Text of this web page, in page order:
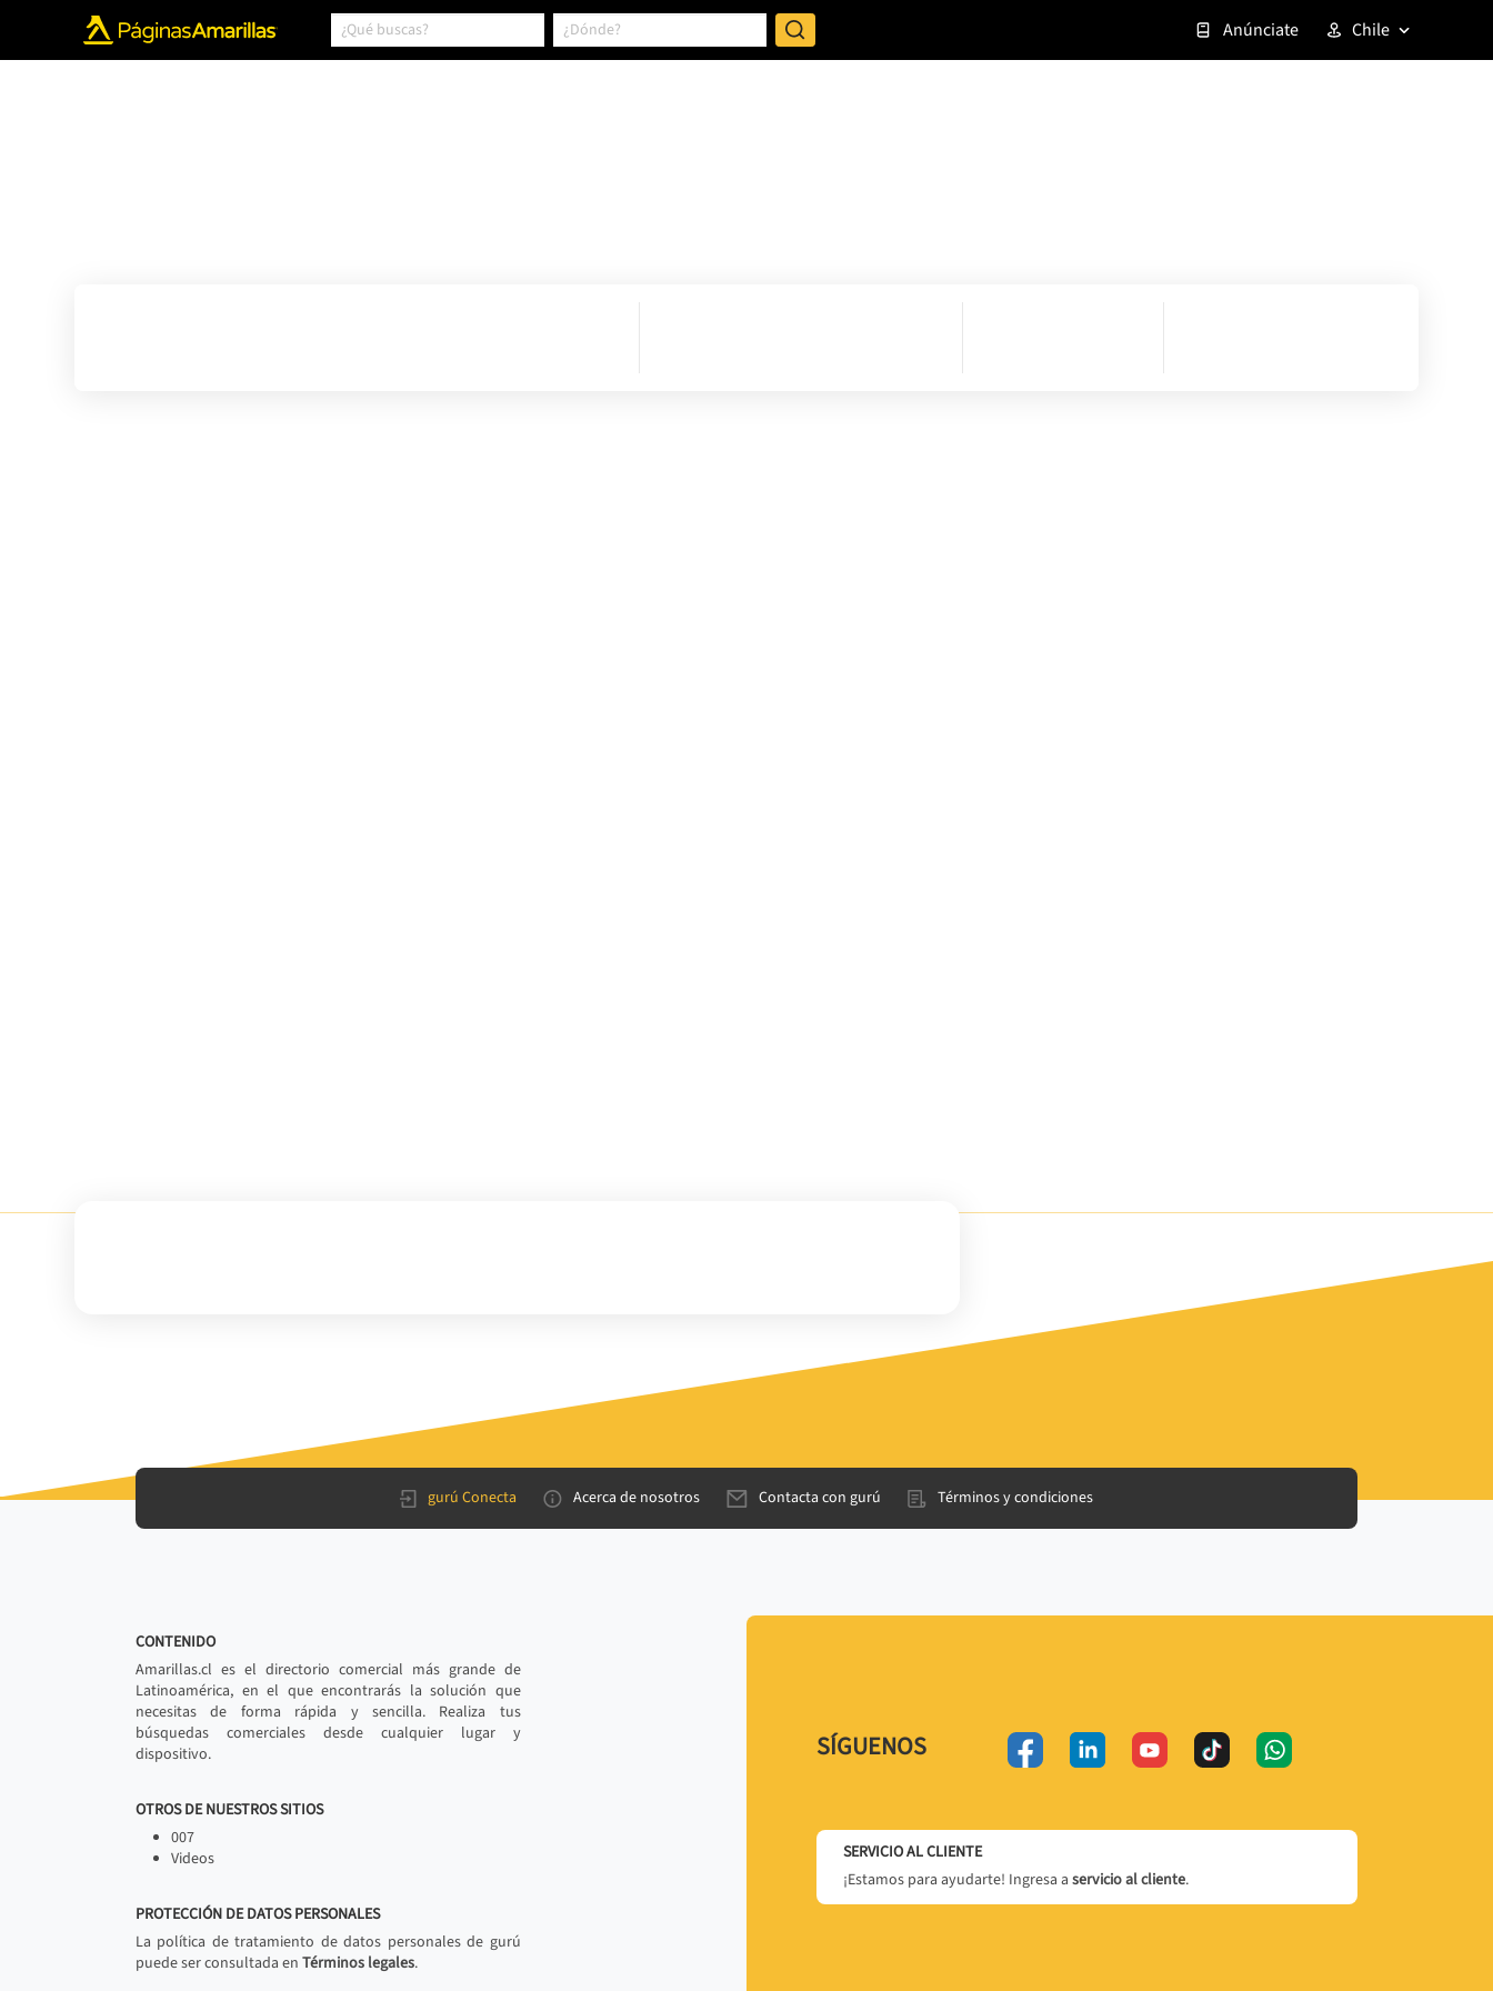
Anúnciate Chile
gurú Conecta Acerca de nosotros Contacta con gurú Términos y condiciones
CONTENIDO
Amarillas.cl es el directorio comercial más grande de
Latinoamérica, en el que encontrarás la solución que
necesitas de forma rápida y sencilla. Realiza tus
búsquedas comerciales desde cualquier lugar y
dispositivo.
OTROS DE NUESTROS SITIOS
007
Videos
PROTECCIÓN DE DATOS PERSONALES
La política de tratamiento de datos personales de gurú
puede ser consultada en Términos legales.
SÍGUENOS
SERVICIO AL CLIENTE
¡Estamos para ayudarte! Ingresa a servicio al cliente.